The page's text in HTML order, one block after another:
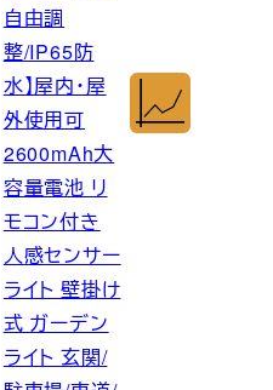
自由調
整/IP65防
水】屋内・屋
外使用可
2600mAh大
容量電池 リ
モコン付き
人感センサー
ライト 壁掛け
式 ガーデン
ライト 玄関/